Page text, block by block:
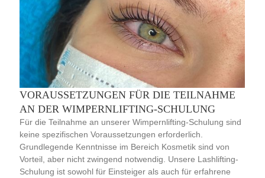
VORAUSSETZUNGEN FÜR DIE TEILNAHME
AN DER WIMPERNLIFTING-SCHULUNG
Für die Teilnahme an unserer Wimpernlifting-Schulung sind
keine spezifischen Voraussetzungen erforderlich.
Grundlegende Kenntnisse im Bereich Kosmetik sind von
Vorteil, aber nicht zwingend notwendig. Unsere Lashlifting-
Schulung ist sowohl für Einsteiger als auch für erfahrene